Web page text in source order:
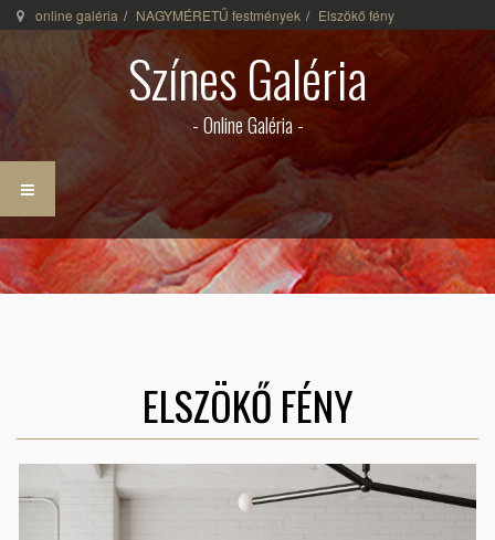
online galéria NAGYMÉRETŰ festmények Elszökő fény
Színes Galéria
- Online Galéria -
ELSZÖKŐ FÉNY